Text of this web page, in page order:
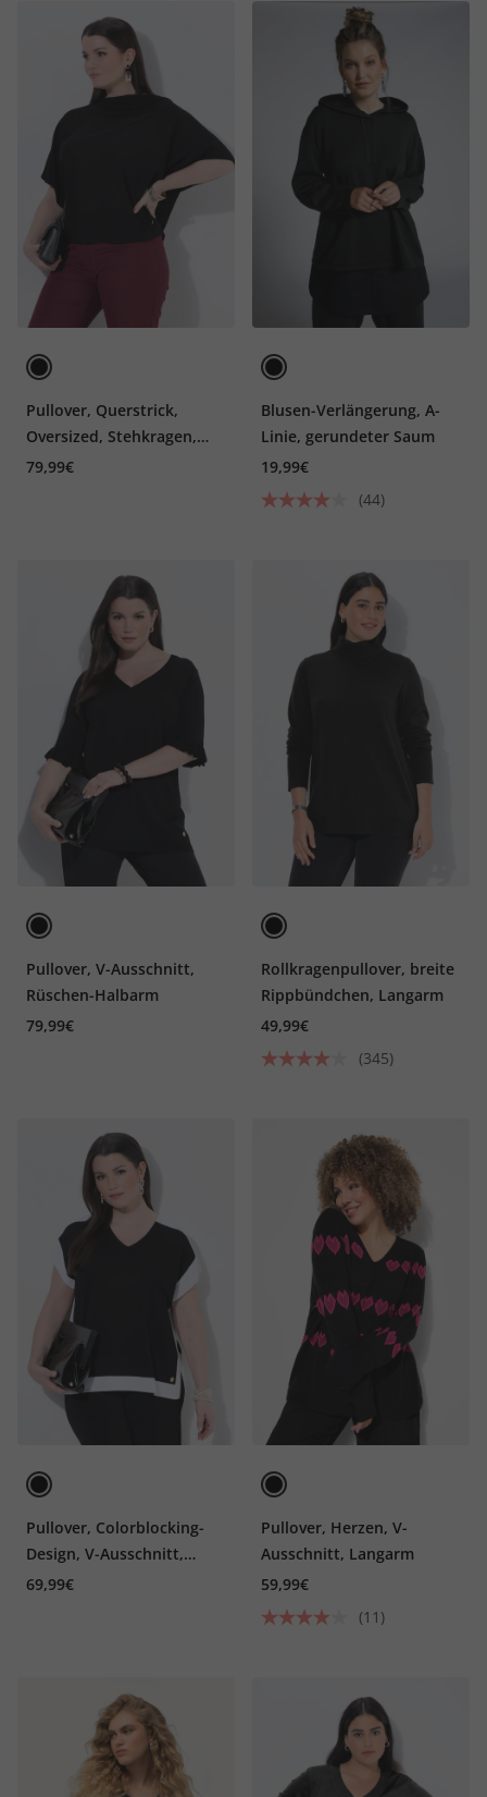
Pullover, Querstrick,
Oversized, Stehkragen,
Halbarm
79,99€
Blusen-Verlängerung, A-
Linie, gerundeter Saum
19,99€
(44)
Pullover, V-Ausschnitt,
Rüschen-Halbarm
79,99€
Rollkragenpullover, breite
Rippbündchen, Langarm
49,99€
(345)
Pullover, Colorblocking-
Design, V-Ausschnitt,
Halbarm
69,99€
Pullover, Herzen, V-
Ausschnitt, Langarm
59,99€
(11)